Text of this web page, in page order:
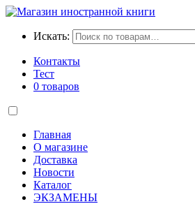
Искать:
Контакты
Тест
0 товаров
Главная
О магазине
Доставка
Новости
Каталог
ЭКЗАМЕНЫ